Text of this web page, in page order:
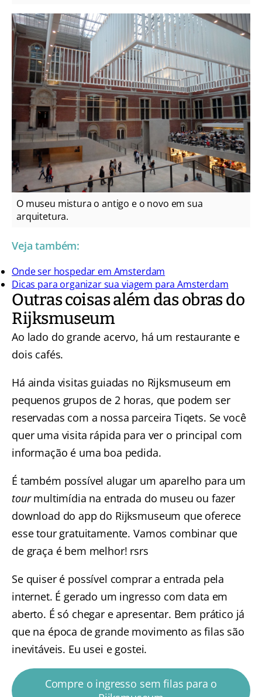
O museu mistura o antigo e o novo em sua
arquitetura.
Veja também:
Onde ser hospedar em Amsterdam
Dicas para organizar sua viagem para Amsterdam
Outras coisas além das obras do
Rijksmuseum
Ao lado do grande acervo, há um restaurante e
dois cafés.
Há ainda visitas guiadas no Rijksmuseum em
pequenos grupos de 2 horas, que podem ser
reservadas com a nossa parceira Tiqets. Se você
quer uma visita rápida para ver o principal com
informação é uma boa pedida.
É também possível alugar um aparelho para um
tourmultimídia na entrada do museu ou fazer
download do app do Rijksmuseum que oferece
esse tour gratuitamente. Vamos combinar que
de graça é bem melhor! rsrs
Se quiser é possível comprar a entrada pela
internet. É gerado um ingresso com data em
aberto. É só chegar e apresentar. Bem prático já
que na época de grande movimento as filas são
inevitáveis. Eu usei e gostei.
Compre o ingresso sem filas para o